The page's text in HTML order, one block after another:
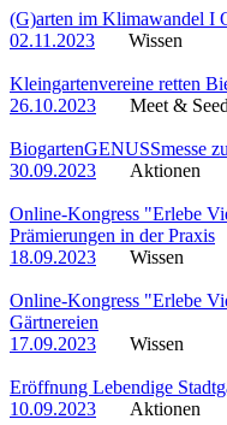
(G)arten im Klimawandel I
02.11.2023
Wissen
Kleingartenvereine retten
26.10.2023
Meet & Seed
BiogartenGENUSSmesse
30.09.2023
Aktionen
Online-Kongress "Erlebe
Prämierungen in der Praxis
18.09.2023
Wissen
Online-Kongress "Erlebe
Gärtnereien
17.09.2023
Wissen
Eröffnung Lebendige
10.09.2023
Aktionen